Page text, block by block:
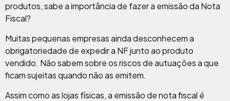
produtos, sabe a importância de fazer a emissão da Nota
Fiscal?
Muitas pequenas empresas ainda desconhecem a
obrigatoriedade de expedir a NF junto ao produto
vendido. Não sabem sobre os riscos de autuações a que
ficam sujeitas quando não as emitem.
Assim como as lojas físicas, a emissão de nota fiscal é